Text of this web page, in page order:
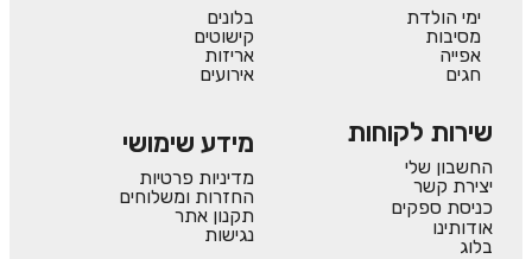
ימי הולדת
מסיבות
אפייה
חגים
בלונים
קישוטים
אריזות
אירועים
שירות לקוחות
החשבון שלי
יצירת קשר
כניסת ספקים
אודותינו
בלוג
מידע שימושי
מדיניות פרטיות
החזרות ומשלוחים
תקנון אתר
נגישות